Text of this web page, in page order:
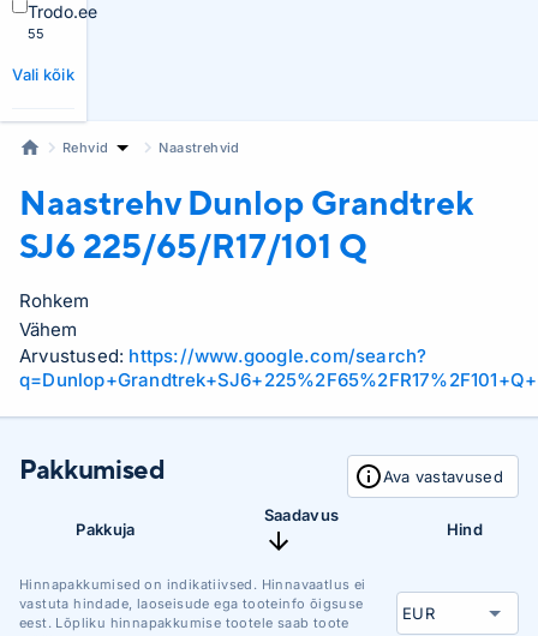
Trodo.ee
55
Vali kõik
Rehvid Naastrehvid
Naastrehv Dunlop Grandtrek
SJ6 225/65/R17/101 Q
Rohkem
Vähem
Arvustused: https://www.google.com/search?
Pakkumised Ava vastavused
Pakkuja
Saadavus
Hind
Hinnapakkumised on indikatiivsed. Hinnavaatlus ei
vastuta hindade, laoseisude ega tooteinfo õigsuse
eest. Lõpliku hinnapakkumise tootele saab toote